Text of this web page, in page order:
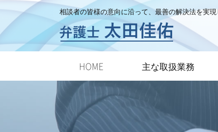
相談者の皆様の意向に沿って、最善の解決法を実
HOME 主な取扱業務